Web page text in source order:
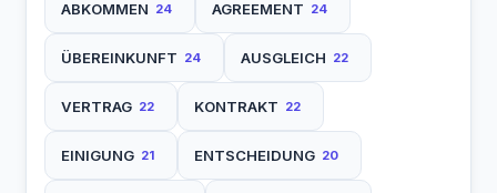
ABKOMMEN 24 AGREEMENT 24
ÜBEREINKUNFT 24 AUSGLEICH 22
VERTRAG 22 KONTRAKT 22
EINIGUNG 21 ENTSCHEIDUNG 20